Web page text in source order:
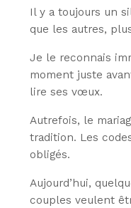
Il y a toujours un
que les autres,
Je le reconnais
moment juste
lire ses vœux.
Autrefois, le
tradition. Les
obligés.
Aujourd’hui,
couples veulent